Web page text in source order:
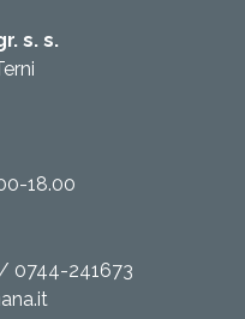
s. s.
18.00
0744-241673